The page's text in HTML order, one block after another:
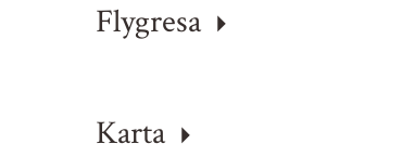
Flygresa
Karta